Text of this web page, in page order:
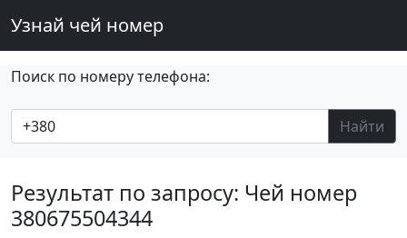
Узнай чей номер
Поиск по номеру телефона:
Найти
Результат по запросу: Чей номер
380675504344